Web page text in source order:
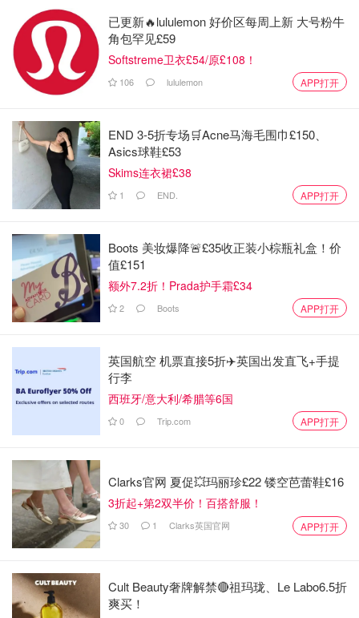
已更新🔥lululemon 好价区每周上新 大号粉牛
角包罕见£59
Softstreme卫衣£54/原£108！
106 lululemon APP打开
END 3-5折专场🛒Acne马海毛围巾£150、
Asics球鞋£53
Skims连衣裙£38
1 END. APP打开
Boots 美妆爆降🚨£35收正装小棕瓶礼盒！价
值£151
额外7.2折！Prada护手霜£34
2 Boots APP打开
英国航空 机票直接5折✈️英国出发直飞+手提
行李
西班牙/意大利/希腊等6国
0 Trip.com APP打开
Clarks官网 夏促💥玛丽珍£22 镂空芭蕾鞋£16
3折起+第2双半价！百搭舒服！
30 1 Clarks英国官网 APP打开
Cult Beauty奢牌解禁🔴祖玛珑、Le Labo6.5折
爽买！